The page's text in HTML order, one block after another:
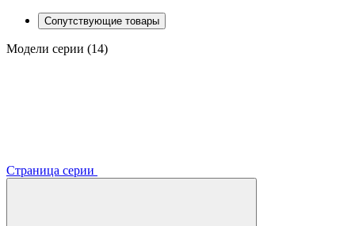
Сопутствующие товары
Модели серии (14)
Страница серии